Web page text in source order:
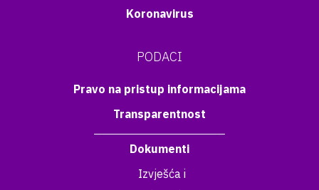
Koronavirus
PODACI
Pravo na pristup informacijama
Transparentnost
Dokumenti
Izvješća i